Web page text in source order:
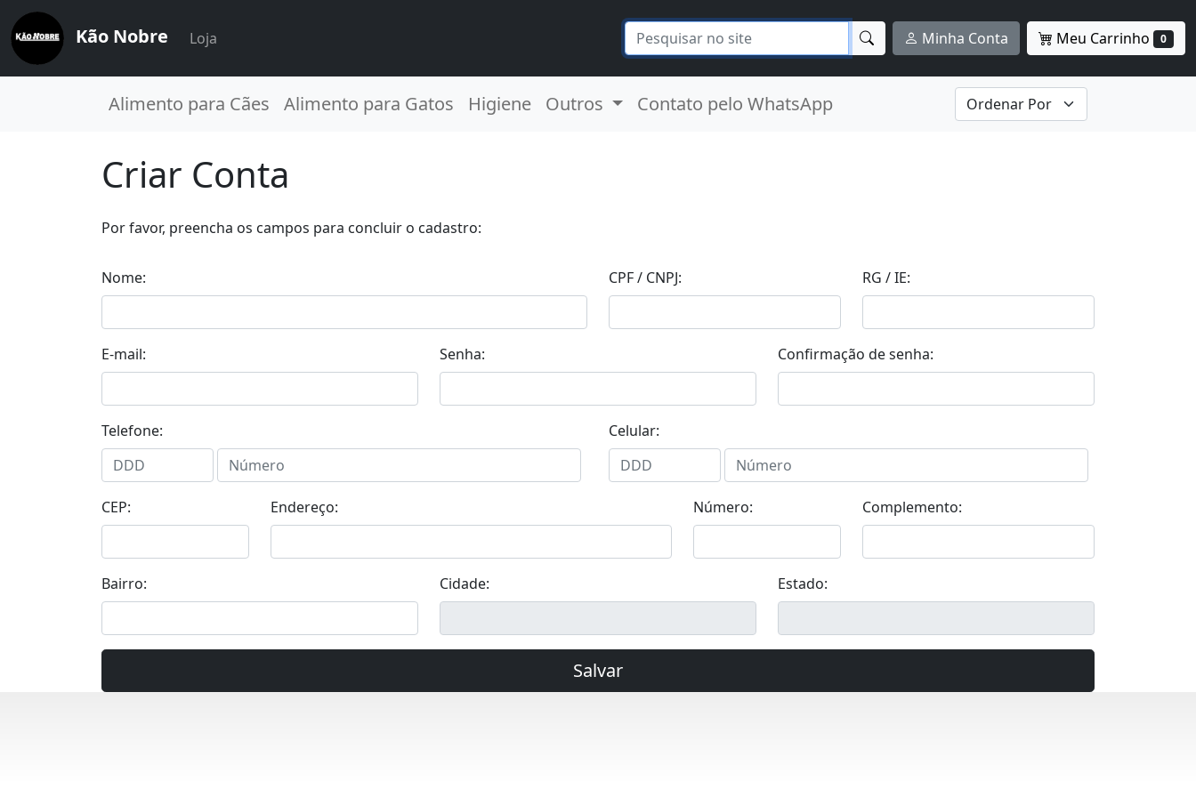
Kão Nobre Loja Minha Conta Meu Carrinho 0
Alimento para Cães Alimento para Gatos Higiene Outros Contato pelo WhatsApp
Criar Conta
Por favor, preencha os campos para concluir o cadastro:
Nome: CPF / CNPJ: RG / IE:
E-mail: Senha: Confirmação de senha:
Telefone: Celular:
CEP: Endereço: Número: Complemento:
Bairro: Cidade: Estado: